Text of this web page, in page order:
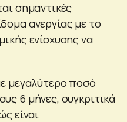
σημαντικές
ανεργίας με το
ενίσχυσης να
μεγαλύτερο ποσό
6 μήνες, συγκριτικά
είναι